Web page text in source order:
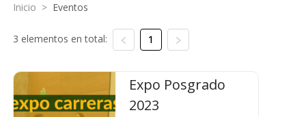
Inicio > Eventos
3 elementos en total: 1
Expo Posgrado
2023